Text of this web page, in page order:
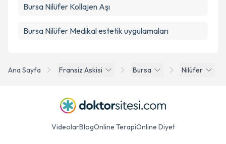
Ana Sayfa Fransiz Askisi Bursa Nilüfer
Bursa Nilüfer Kollajen Aşı
Bursa Nilüfer Medikal estetik uygulamaları
VideolarBlogOnline TerapiOnline Diyet